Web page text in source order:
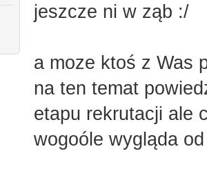
jeszcze ni w ząb :/
a moze ktoś z Was
na ten temat
etapu rekrutacji ale
wogoóle wygląda